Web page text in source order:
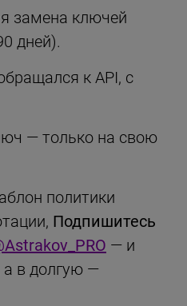
замена ключей
дней).
к API, с
— только на свою
политики
Подпишитесь
— и
а в долгую —